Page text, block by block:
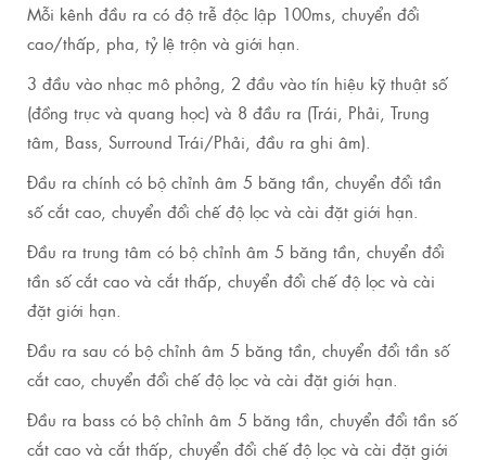
Mỗi kênh đầu ra có độ trễ độc lập 100ms, chuyển đổi
cao/thấp, pha, tỷ lệ trộn và giới hạn.
3 đầu vào nhạc mô phỏng, 2 đầu vào tín hiệu kỹ thuật số
(đồng trục và quang học) và 8 đầu ra (Trái, Phải, Trung
tâm, Bass, Surround Trái/Phải, đầu ra ghi âm).
Đầu ra chính có bộ chỉnh âm 5 băng tần, chuyển đổi tần
số cắt cao, chuyển đổi chế độ lọc và cài đặt giới hạn.
Đầu ra trung tâm có bộ chỉnh âm 5 băng tần, chuyển đổi
tần số cắt cao và cắt thấp, chuyển đổi chế độ lọc và cài
đặt giới hạn.
Đầu ra sau có bộ chỉnh âm 5 băng tần, chuyển đổi tần số
cắt cao, chuyển đổi chế độ lọc và cài đặt giới hạn.
Đầu ra bass có bộ chỉnh âm 5 băng tần, chuyển đổi tần số
cắt cao và cắt thấp, chuyển đổi chế độ lọc và cài đặt giới